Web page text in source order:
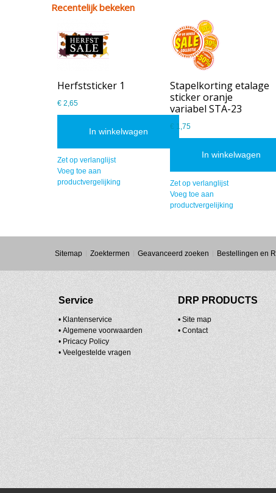
Recentelijk bekeken
Herfststicker 1
€ 2,65
In winkelwagen
Zet op verlanglijst
Voeg toe aan
productvergelijking
Stapelkorting etalage
sticker oranje
variabel STA-23
€ 1,75
In winkelwagen
Zet op verlanglijst
Voeg toe aan
productvergelijking
Sitemap Zoektermen Geavanceerd zoeken Bestellingen en
Service
• Klantenservice
• Algemene voorwaarden
• Pricacy Policy
• Veelgestelde vragen
DRP PRODUCTS
• Site map
• Contact